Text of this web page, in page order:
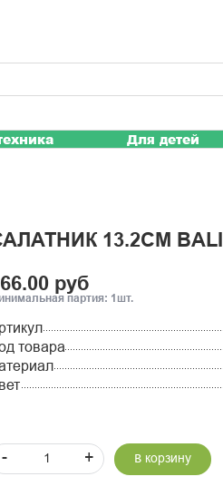
Для детей
13.2СМ BALI
руб
партия: 1шт.
товара
- + В корзину